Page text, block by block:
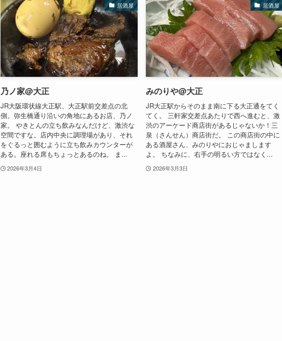
居酒屋
乃ノ家@大正
JR大阪環状線大正駅、大正駅前交差点の北
側。弥生橋通り沿いの角地にあるお店、乃ノ
家。 やきとんの立ち飲みなんだけど、激渋な
空間ですな。店内中央に調理場があり、それ
をぐるっと囲むように立ち飲みカウンターが
ある。座れる席もちょっとあるのね。 ま...
2026年3月4日
居酒屋
みのりや@大正
JR大正駅からそのまま南に下る大正通をてく
てく。 三軒家交差点あたりで西へ進むと、激
渋のアーケード商店街があるじゃないか！三
泉（さんせん）商店街だ。 この商店街の中に
ある酒屋さん、みのりやにおじゃまします
よ。 ちなみに、右手の明るい方ではなく...
2026年3月3日